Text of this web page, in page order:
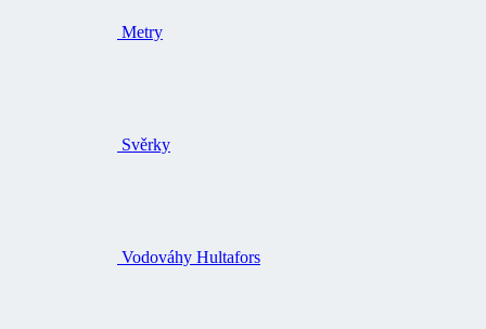
Metry
Svěrky
Vodováhy Hultafors